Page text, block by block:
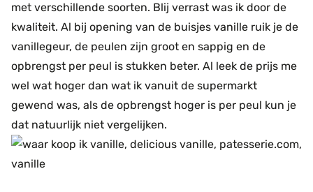
met verschillende soorten. Blij verrast was ik door de
kwaliteit. Al bij opening van de buisjes vanille ruik je de
vanillegeur, de peulen zijn groot en sappig en de
opbrengst per peul is stukken beter. Al leek de prijs me
wel wat hoger dan wat ik vanuit de supermarkt
gewend was, als de opbrengst hoger is per peul kun je
dat natuurlijk niet vergelijken.